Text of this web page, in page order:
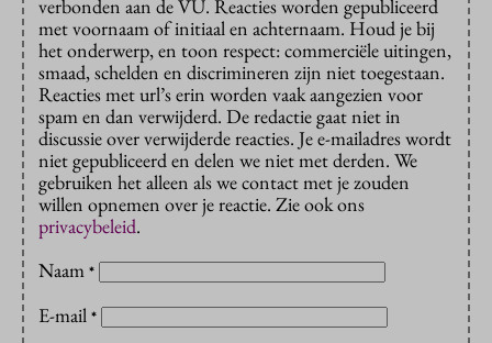
verbonden aan de VU. Reacties worden gepubliceerd
met voornaam of initiaal en achternaam. Houd je bij
het onderwerp, en toon respect: commerciële uitingen,
smaad, schelden en discrimineren zijn niet toegestaan.
Reacties met url’s erin worden vaak aangezien voor
spam en dan verwijderd. De redactie gaat niet in
discussie over verwijderde reacties. Je e-mailadres wordt
niet gepubliceerd en delen we niet met derden. We
gebruiken het alleen als we contact met je zouden
willen opnemen over je reactie. Zie ook ons
privacybeleid.
Naam *
E-mail *